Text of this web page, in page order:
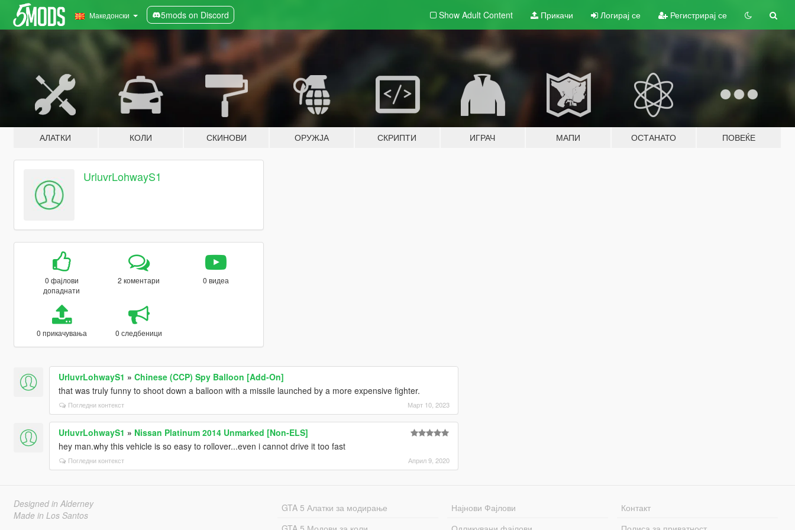
Македонски 5mods on Discord Show Adult Content Прикачи Логирај се Регистрирај се
АЛАТКИ КОЛИ СКИНОВИ ОРУЖЈА СКРИПТИ ИГРАЧ МАПИ ОСТАНАТО ПОВЕЌЕ
UrluvrLohwayS1
0 фајлови
допаднати
2 коментари 0 видеа
0 прикачувања 0 следбеници
UrluvrLohwayS1 » Chinese (CCP) Spy Balloon [Add-On]
that was truly funny to shoot down a balloon with a missile launched by a more expensive fighter.
Погледни контекст Март 10, 2023
UrluvrLohwayS1 » Nissan Platinum 2014 Unmarked [Non-ELS]
hey man.why this vehicle is so easy to rollover...even i cannot drive it too fast
Погледни контекст Април 9, 2020
Designed in Alderney
Made in Los Santos
GTA 5 Алатки за модирање
Најнови Фајлови
Контакт